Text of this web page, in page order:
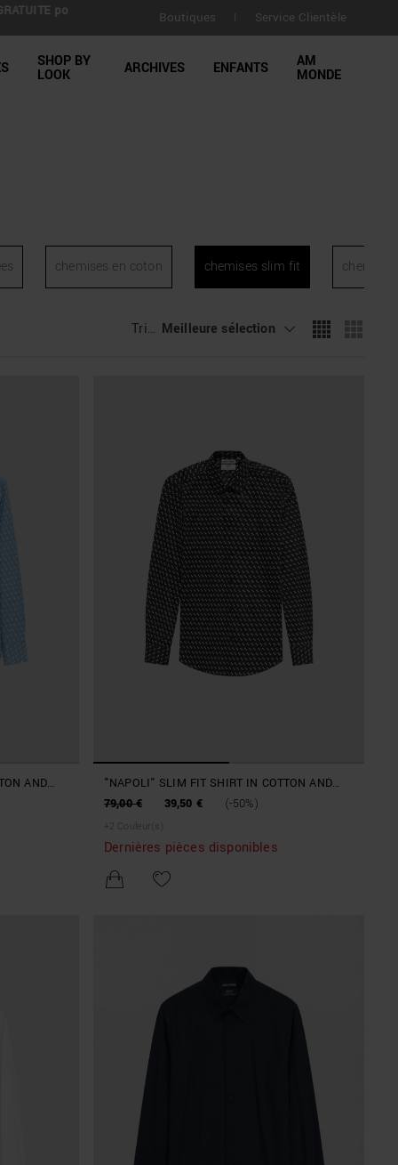
à 30
Boutiques Service Clientèle
SHOP BY
LOOK ARCHIVES ENFANTS AM
MONDE
chemises en coton chemises slim fit
Trier :Meilleure sélection
AND
PRINT
"NAPOLI" SLIM FIT SHIRT IN COTTON AND
VISCOSE BLEND WITH SOFT TOUCH PRINT
79,00 € 39,50 € (-50%)
+ 2 Couleur(s)
Dernières pièces disponibles